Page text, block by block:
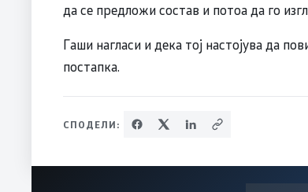
да се предложи состав и потоа да го
Гаши нагласи и дека тој настојува да
постапка.
СПОДЕЛИ: